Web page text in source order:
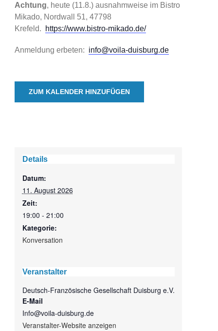
Achtung, heute (11.8.) ausnahmweise im Bistro
Mikado, Nordwall 51, 47798
Krefeld.
https://www.bistro-mikado.de/
Anmeldung erbeten: info@voila-duisburg.de
ZUM KALENDER HINZUFÜGEN
Details
Datum:
11. August 2026
Zeit:
19:00 - 21:00
Kategorie:
Konversation
Veranstalter
Deutsch-Französische Gesellschaft Duisburg e.V.
E-Mail
Info@voila-duisburg.de
Veranstalter-Website anzeigen